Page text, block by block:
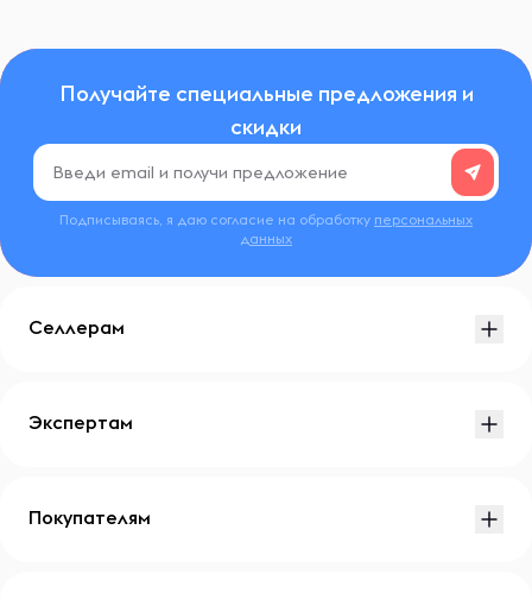
Получайте специальные предложения и
скидки
Подписываясь, я даю согласие на обработку персональных
данных
Селлерам
Экспертам
Покупателям